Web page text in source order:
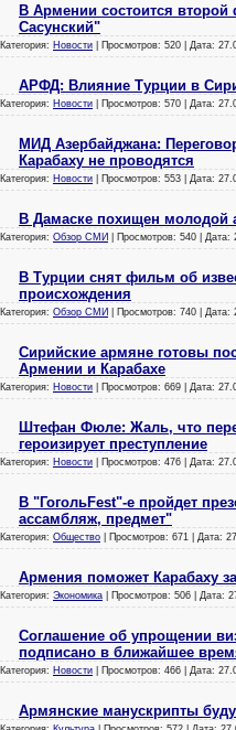
В Армении состоится
Сасунский"
Категория: Новости | Просмотров: 520 | Дата:
АРФД: Влияние Турции в
Категория: Новости | Просмотров: 570 | Дата:
МИД Азербайджана:
Карабаху не проводятся
Категория: Новости | Просмотров: 553 | Дата:
В Дамаске похищен молодой
Категория: Обзор СМИ | Просмотров: 540 | Дата:
В Турции снят фильм об
происхождения
Категория: Обзор СМИ | Просмотров: 740 | Дата:
Сирийские армяне готовы
Армении и Карабахе
Категория: Новости | Просмотров: 669 | Дата:
Штефан Фюле: Жаль, что
героизирует преступление
Категория: Новости | Просмотров: 476 | Дата:
В "ГогольFest"-е пройдет
ассамбляж, предмет"
Категория: Общество | Просмотров: 671 | Дата:
Армения поможет Карабаху
Категория: Экономика | Просмотров: 506 | Дата:
Соглашение об упрощении
подписано в ближайшее
Категория: Новости | Просмотров: 466 | Дата:
Армянские манускрипты